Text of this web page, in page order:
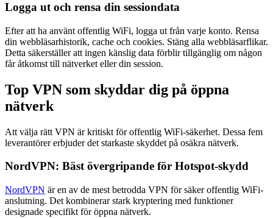
Logga ut och rensa din sessiondata
Efter att ha använt offentlig WiFi, logga ut från varje konto. Rensa
din webbläsarhistorik, cache och cookies. Stäng alla webbläsarflikar.
Detta säkerställer att ingen känslig data förblir tillgänglig om någon
får åtkomst till nätverket eller din session.
Top VPN som skyddar dig på öppna
nätverk
Att välja rätt VPN är kritiskt för offentlig WiFi-säkerhet. Dessa fem
leverantörer erbjuder det starkaste skyddet på osäkra nätverk.
NordVPN: Bäst övergripande för Hotspot-skydd
NordVPN är en av de mest betrodda VPN för säker offentlig WiFi-
anslutning. Det kombinerar stark kryptering med funktioner
designade specifikt för öppna nätverk.